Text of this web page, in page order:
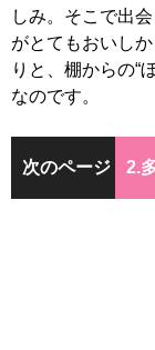
しみ。そこで出
がとてもおいし
りと、棚からの“
なのです。
次のページ 2.